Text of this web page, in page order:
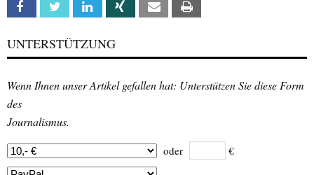
Facebook Twitter Linkedin Xing Email
UNTERSTÜTZUNG
Wenn Ihnen unser Artikel gefallen hat: Unterstützen Sie diese Form
des
Journalismus.
oder €